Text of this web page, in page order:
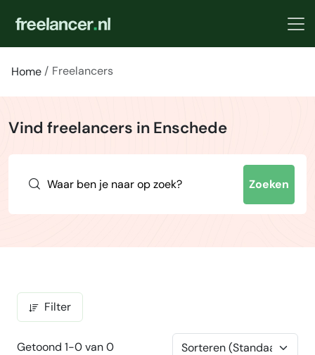
Home Freelancers
Vind freelancers in Enschede
Zoeken
Filter
Getoond 1-0 van 0